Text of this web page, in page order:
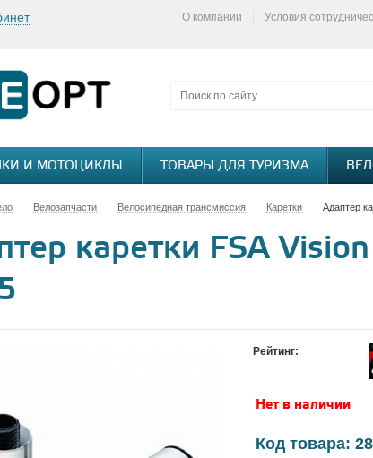
О компании Условия
И МОТОЦИКЛЫ ТОВАРЫ ДЛЯ ТУРИЗМА
Велозапчасти Велосипедная трансмиссия Каретки Адаптер
каретки FSA
Рейтинг:
Нет в наличии
Код товара: